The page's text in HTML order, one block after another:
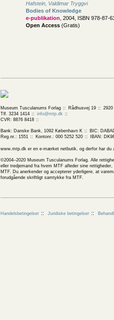
Hafstein, Valdimar Tryggvi
Bodies of Knowledge
e-publikation , 2004, ISBN 978-87-
Open Access (Gratis)
Museum Tusculanums Forlag Rådhusvej 19
2920
Tlf. 3234 1414
info@mtp.dk
CVR: 8876 8418
Bank: Danske Bank, 1092 København K
BIC:
Reg.nr.: 1551
Kontonr.: 000 5252 520 IBAN:
www.mtp.dk er en e-mærket netbutik, og derfor har du
©2004–2020 Museum Tusculanums Forlag. Alle
eller tredjemand fra hvem MTF afleder sine
MTF. Du anerkender og accepterer yderligere, at
forudgående skriftligt samtykke fra MTF.
Handelsbetingelser Juridiske betingelser